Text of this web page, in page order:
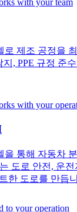
로 제조 공정을
, PPE 규정 준
을 통해 자동차
도로 안전, 운
한 도로를 만듭